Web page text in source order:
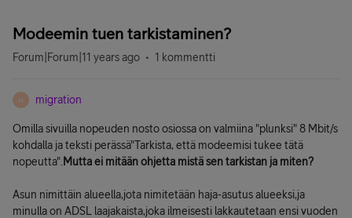
Modeemin tuen tarkistaminen?
Forum|Forum|11 years ago 1 kommentti
M migration
Omilla sivuilla nopeuden nosto osiossa on valmiina "plunksi" 8 Mbit/s
kohdalla ja teksti perässä"Tarkista, että modeemisi tukee tätä
nopeutta". Mutta ei mitään ohjetta mistä sen tarkistan ja miten?
Asun nimittäin alueella,jota nimitetään haja-asutus alueeksi,ja
minulla on ADSL laajakaista,joka ilmeisesti lakkautetaan ensi vuoden